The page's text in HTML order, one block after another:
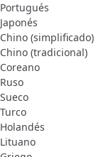
Portugués
Japonés
Chino (simplificado)
Chino (tradicional)
Coreano
Ruso
Sueco
Turco
Holandés
Lituano